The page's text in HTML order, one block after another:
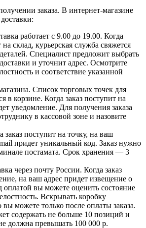
заказа. В интернет-магазине
работает с 9.00 до 19.00. Когда
склад, курьерская служба свяжется
Специалист предложит выбрать
и уточнит адрес. Осмотрите
и соответствие указанной
Список торговых точек для
в корзине. Когда заказ поступит на
уведомление. Для получения заказа
в кассовой зоне и назовите
заказ поступит на точку, на ваш
придет уникальный код. Заказ нужно
постамата. Срок хранения — 3
через почту России. Когда заказ
на ваш адрес придет извещение о
оплатой вы можете оценить состояние
Вскрывать коробку
вы можете только после оплаты заказа.
содержать не больше 10 позиций и
должна превышать 100 000 р.